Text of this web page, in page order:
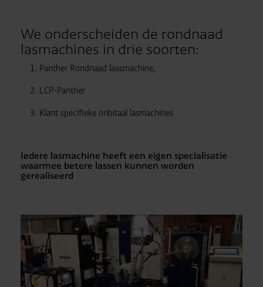
We onderscheiden de rondnaad
lasmachines in drie soorten:
Panther Rondnaad laasmachine,
LCP-Panther
Klant specifieke oribitaal lasmachines
Iedere lasmachine heeft een eigen specialisatie
waarmee betere lassen kunnen worden
gerealiseerd